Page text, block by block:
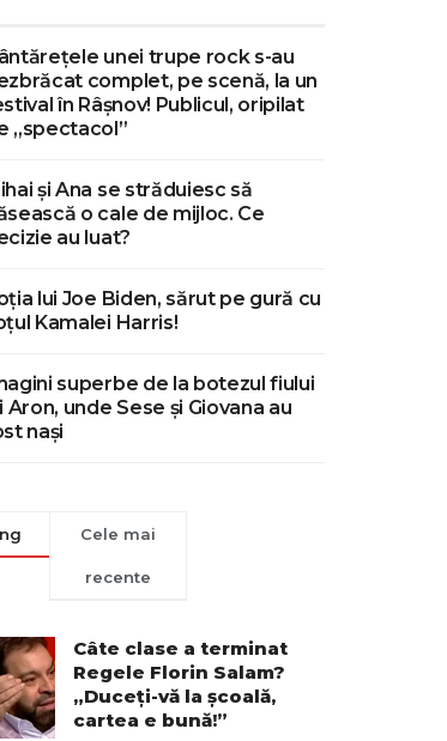
unei trupe rock s-au
complet, pe scenă, la un
în Râșnov! Publicul, oripilat
„spectacol”
și Ana se străduiesc să
o cale de mijloc. Ce
au luat?
lui Joe Biden, sărut pe gură cu
Kamalei Harris!
superbe de la botezul fiului
Aron, unde Sese și Giovana au
nași
Cele mai
recente
Câte clase a terminat
Regele Florin Salam?
„Duceți-vă la școală,
cartea e bună!”